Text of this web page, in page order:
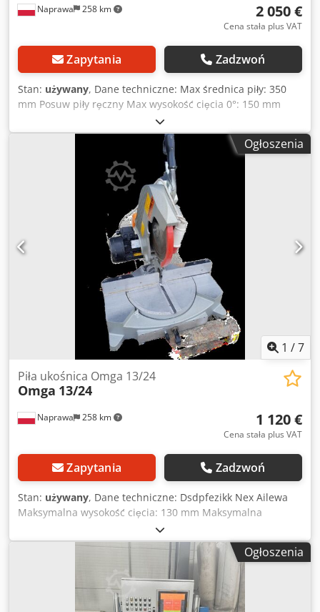
Naprawa 258 km 2 050 €
Cena stała plus VAT
Zapytania Zadzwoń
Stan: używany, Dane techniczne: Max średnica piły: 350
mm Posuw piły ręczny Max wysokość cięcia 0°: 150 mm
Max szerokość cięcia 0°: 150 mm Max wysokość cięcia 45°:
150 mm Max szerokość cięcia 45°: 105 mm Zasilanie: 400 V
Moc silnika: 2,2 kW Producent: OMS Wymiary całkowita:
Długość: 1040 mm Szerokość: 700 mm Dwsdpjziklaefx Ailoa
Wysokość: 1630 mm
Ogłoszenia
1 /7
Naprawa 258 km
Piła ukośnica Omga 13/24
Omga 13/24
1 120 €
Cena stała plus VAT
Zapytania Zadzwoń
Stan: używany, Dane techniczne: Dsdpfezikk Nex Ailewa
Maksymalna wysokość cięcia: 130 mm Maksymalna
średnica piły: 350 mm Cięcie pod kątem: TAK Zasilanie: 400
V Moc silnika głównego: 2,2 kW Wymiary całkowite:
Wysokość: 890 mm Szerokość: 750 mm Długość: 800 mm
Ogłoszenia